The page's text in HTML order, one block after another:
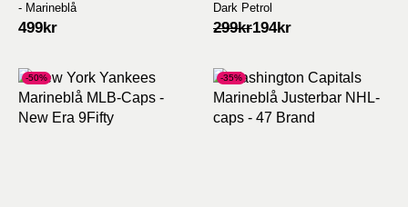
- Marineblå
499kr
Dark Petrol
299kr
Opprinnelig
299kr.
194kr
Nåværende
194kr.
-50% -35%